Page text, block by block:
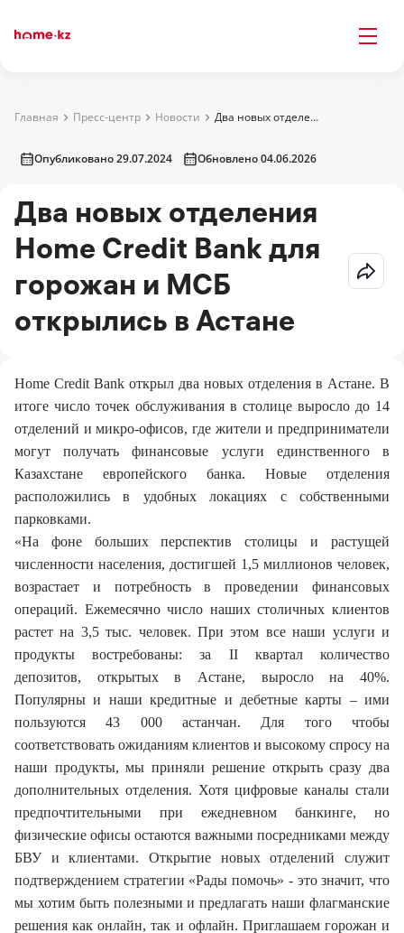
Главная Пресс-центр Новости Два новых отделения Home Credit Bank для горожан и МСБ открылись в Астане
Опубликовано 29.07.2024 Обновлено 04.06.2026
Два новых отделения
Home Credit Bank для
горожан и МСБ
открылись в Астане
Home Credit Bank открыл два новых отделения в Астане. В
итоге число точек обслуживания в столице выросло до 14
отделений и микро-офисов, где жители и предприниматели
могут получать финансовые услуги единственного в
Казахстане европейского банка. Новые отделения
расположились в удобных локациях с собственными
парковками.
«На фоне больших перспектив столицы и растущей
численности населения, достигшей 1,5 миллионов человек,
возрастает и потребность в проведении финансовых
операций. Ежемесячно число наших столичных клиентов
растет на 3,5 тыс. человек. При этом все наши услуги и
продукты востребованы: за II квартал количество
депозитов, открытых в Астане, выросло на 40%.
Популярны и наши кредитные и дебетные карты – ими
пользуются 43 000 астанчан. Для того чтобы
соответствовать ожиданиям клиентов и высокому спросу на
наши продукты, мы приняли решение открыть сразу два
дополнительных отделения. Хотя цифровые каналы стали
предпочтительными при ежедневном банкинге, но
физические офисы остаются важными посредниками между
БВУ и клиентами. Открытие новых отделений служит
подтверждением стратегии «Рады помочь» - это значит, что
мы хотим быть полезными и предлагать наши флагманские
решения как онлайн, так и офлайн. Приглашаем горожан и